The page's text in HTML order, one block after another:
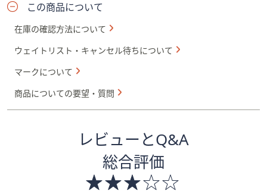
この商品について
在庫の確認方法について
ウェイトリスト・キャンセル待ちについて
マークについて
商品についての要望・質問
レビューとQ&A
総合評価